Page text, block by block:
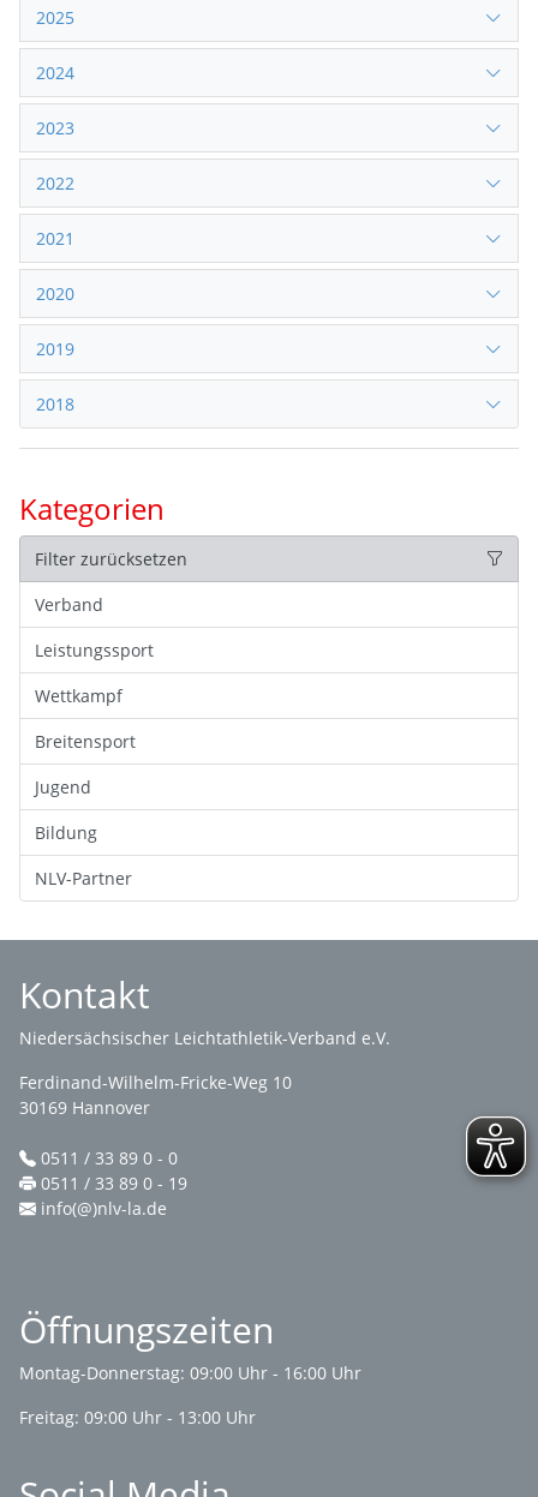
2025
2024
2023
2022
2021
2020
2019
2018
Kategorien
Filter zurücksetzen
Verband
Leistungssport
Wettkampf
Breitensport
Jugend
Bildung
NLV-Partner
Kontakt
Niedersächsischer Leichtathletik-Verband e.V.
Ferdinand-Wilhelm-Fricke-Weg 10
30169 Hannover
0511 / 33 89 0 - 0
0511 / 33 89 0 - 19
info(@)nlv-la.de
Öffnungszeiten
Montag-Donnerstag: 09:00 Uhr - 16:00 Uhr
Freitag: 09:00 Uhr - 13:00 Uhr